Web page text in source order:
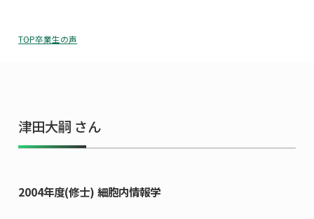
教員一覧
共用機器・設備紹介
研究室への配属
5年一貫コースの
卒業生の声
入試情報
TOP卒業生の声
津田大嗣 さん
2004年度(修士) 細胞内情報学